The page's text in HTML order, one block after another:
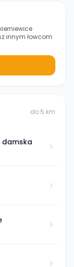
innym łowcom
do 5 km
damska